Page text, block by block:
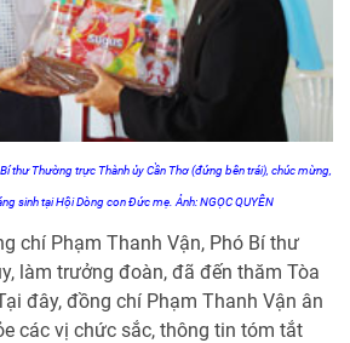
thư Thường trực Thành ủy Cần Thơ (đứng bên trái), chúc mừng,
sinh tại Hội Dòng con Đức mẹ. Ảnh: NGỌC QUYÊN
chí Phạm Thanh Vận, Phó Bí thư
làm trưởng đoàn, đã đến thăm Tòa
đây, đồng chí Phạm Thanh Vận ân
các vị chức sắc, thông tin tóm tắt